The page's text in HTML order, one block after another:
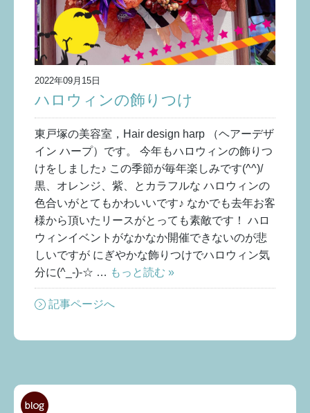
2022年09月15日
ハロウィンの飾りつけ
東戸塚の美容室，Hair design harp （ヘアーデザ
イン ハープ）です。 今年もハロウィンの飾りつ
けをしました♪ この季節が毎年楽しみです(^^)/
黒、オレンジ、紫、とカラフルな ハロウィンの
色合いがとてもかわいいです♪ なかでも去年お客
様から頂いたリースがとっても素敵です！ ハロ
ウィンイベントがなかなか開催できないのが悲
しいですが にぎやかな飾りつけでハロウィン気
分に(^_-)-☆ … もっと読む »
記事ページへ